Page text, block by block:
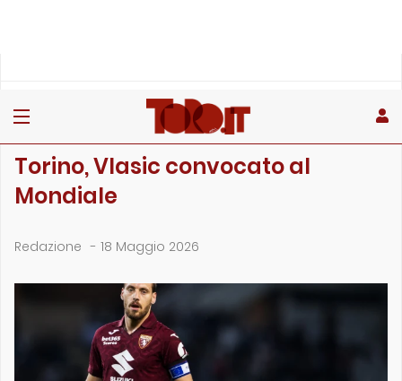
Torino, Vlasic convocato al
Mondiale
Redazione - 18 Maggio 2026